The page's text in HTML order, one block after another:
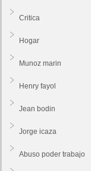
Critica
Hogar
Munoz marin
Henry fayol
Jean bodin
Jorge icaza
Abuso poder trabajo